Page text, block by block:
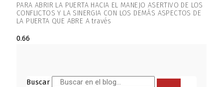
PARA ABRIR LA PUERTA HACIA EL MANEJO ASERTIVO DE LOS
CONFLICTOS Y LA SINERGIA CON LOS DEMÁS ASPECTOS DE
LA PUERTA QUE ABRE A través
Buscar